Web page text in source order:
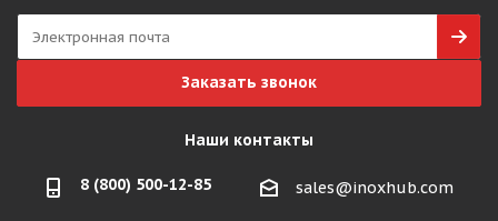
Заказать звонок
Наши контакты
8 (800) 500-12-85 sales@inoxhub.com